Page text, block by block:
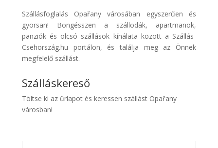
Discover
Cars
Transzfer
Kiwi
Taxi
Szállásfoglalás Opařany városában egyszerűen és
gyorsan! Böngésszen a szállodák, apartmanok,
panziók és olcsó szállások kínálata között a Szállás-
Csehország.hu portálon, és találja meg az Önnek
megfelelő szállást.
Szálláskereső
Töltse ki az űrlapot és keressen szállást Opařany
városban!